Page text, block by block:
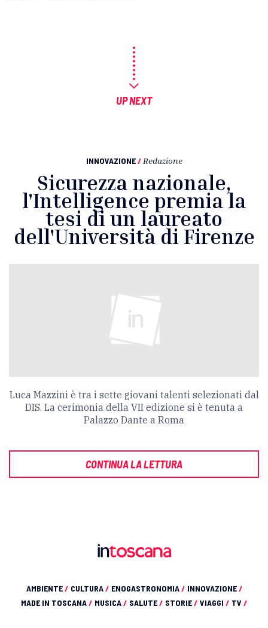
UP NEXT
INNOVAZIONE / Redazione
Sicurezza nazionale,
l'Intelligence premia la
tesi di un laureato
dell'Università di Firenze
Luca Mazzini è tra i sette giovani talenti selezionati dal
DIS. La cerimonia della VII edizione si è tenuta a
Palazzo Dante a Roma
CONTINUA LA LETTURA
AMBIENTE/ CULTURA/ ENOGASTRONOMIA/ INNOVAZIONE/
MADE IN TOSCANA/ MUSICA/ SALUTE/ STORIE/ VIAGGI / TV /